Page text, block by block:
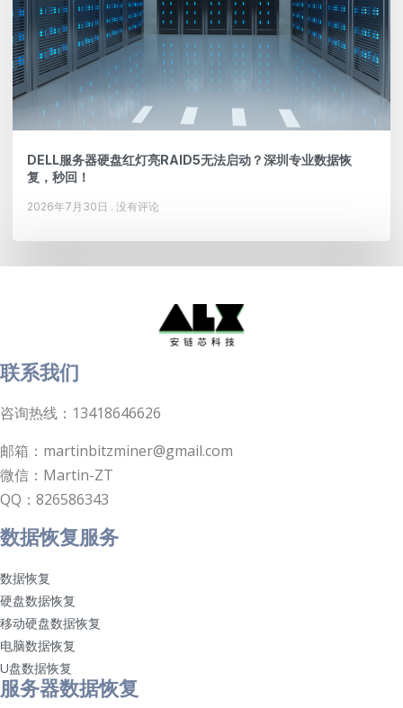
DELL服务器硬盘红灯亮RAID5无法启动？深圳专业数据恢
复，秒回！
2026年7月30日 没有评论
联系我们
咨询热线：13418646626
邮箱：martinbitzminer@gmail.com
微信：Martin-ZT
QQ：826586343
数据恢复服务
数据恢复
硬盘数据恢复
移动硬盘数据恢复
电脑数据恢复
U盘数据恢复
服务器数据恢复